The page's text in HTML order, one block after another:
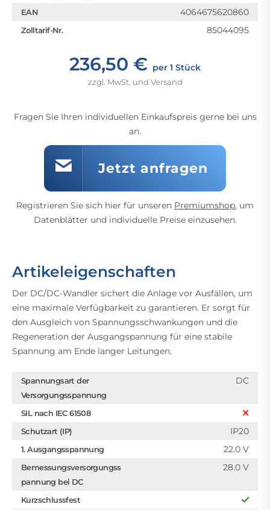
EAN 4064675620860
Zolltarif-Nr. 85044095
236,50 € per 1 Stück
zzgl. MwSt. und Versand
Fragen Sie Ihren individuellen Einkaufspreis gerne bei uns
an.
Jetzt anfragen
Registrieren Sie sich hier für unseren Premiumshop, um
Datenblätter und individuelle Preise einzusehen.
Artikeleigenschaften
Der DC/DC-Wandler sichert die Anlage vor Ausfällen, um
eine maximale Verfügbarkeit zu garantieren. Er sorgt für
den Ausgleich von Spannungsschwankungen und die
Regeneration der Ausgangspannung für eine stabile
Spannung am Ende langer Leitungen.
Spannungsart der
Versorgungsspannung
DC
SIL nach IEC 61508
Schutzart (IP)
IP20
1. Ausgangsspannung 22.0 V
Bemessungsversorgungss
pannung bei DC
28.0 V
Kurzschlussfest